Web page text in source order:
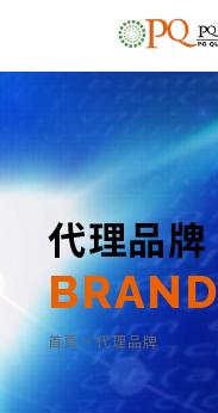
代理品牌
BRAND
首頁 > 代理品牌